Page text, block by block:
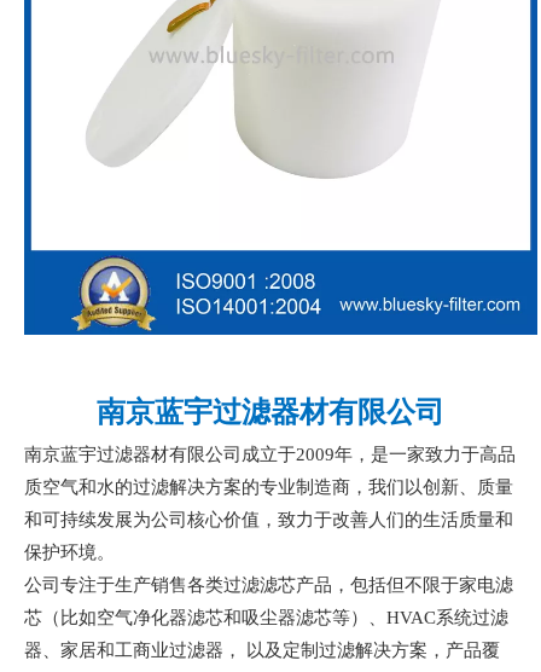
南京蓝宇过滤器材有限公司
南京蓝宇过滤器材有限公司成立于2009年，是一家致力于高品
质空气和水的过滤解决方案的专业制造商，我们以创新、质量
和可持续发展为公司核心价值，致力于改善人们的生活质量和
保护环境。
公司专注于生产销售各类过滤滤芯产品，包括但不限于家电滤
芯（比如空气净化器滤芯和吸尘器滤芯等）、 HVAC系统过滤
器、家居和工商业过滤器， 以及定制过滤解决方案，产品覆